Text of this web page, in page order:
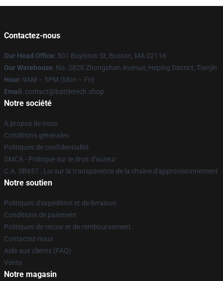
Contactez-nous
Our Head Office: 501 Boylston St, Boston, MA 02116
Our Warehouse: No. 2828 Zhongshan Avenue, Heping District, Tianjin
Hour: 9AM – 5PM (Mon – Fri)
Email : contact@battletech.shop
Notre société
À propos de nous
Conditions générales
Politiques de confidentialité
DMCA - Politique sur le droit d'auteur
C.A. SB657 : Loi sur la transparence de la chaîne d'approvisionnement
Notre soutien
Politiques d'expédition et de livraison
Conditions de paiement
Politiques de retour et de remboursement
Contactez-nous
Aide aux clients (FAQ)
Vente
Notre magasin